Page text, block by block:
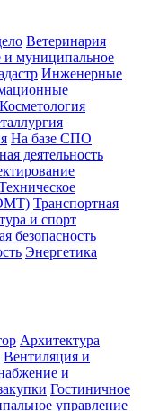
Ветеринария
и муниципальное
Инженерные
Косметология
На базе СПО
деятельность
Транспортная
и спорт
безопасность
Энергетика
Архитектура
Вентиляция и
и
Гостиничное
управление